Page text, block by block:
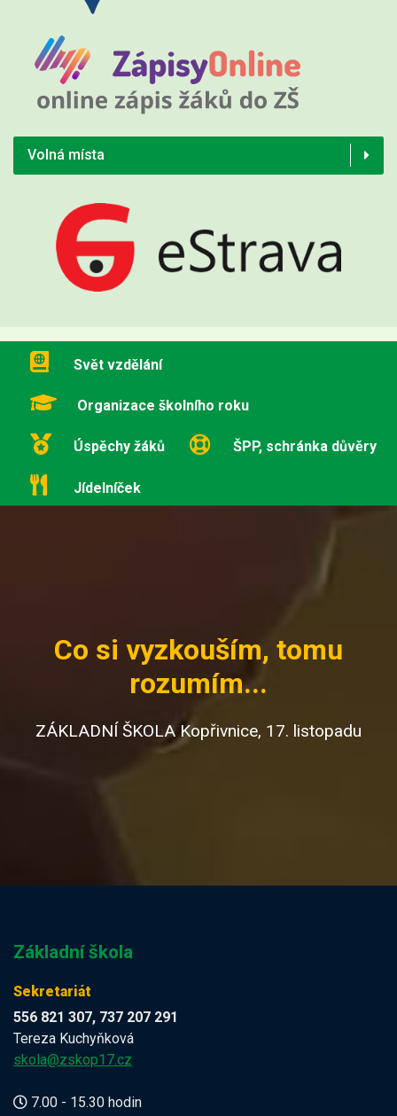
Volná místa
Svět vzdělání
Organizace školního roku
Úspěchy žáků ŠPP, schránka důvěry
Jídelníček
Co si vyzkouším, tomu
rozumím...
ZÁKLADNÍ ŠKOLA Kopřivnice, 17. listopadu
Základní škola
Sekretariát
556 821 307, 737 207 291
Tereza Kuchyňková
skola@zskop17.cz
7.00 - 15.30 hodin